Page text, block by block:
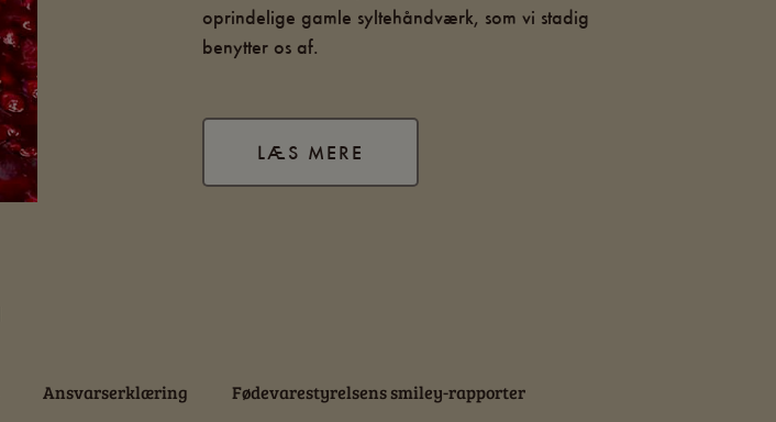
oprindelige gamle syltehåndværk, som vi stadig
benytter os af.
LÆS MERE
Ansvarserklæring Fødevarestyrelsens smiley-rapporter